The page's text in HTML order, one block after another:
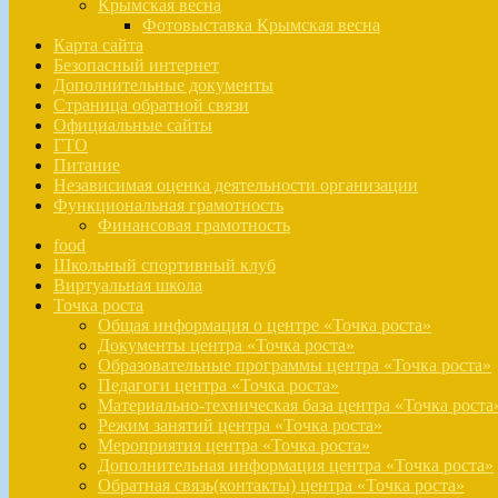
Крымская весна
Фотовыставка Крымская весна
Карта сайта
Безопасный интернет
Дополнительные документы
Страница обратной связи
Официальные сайты
ГТО
Питание
Независимая оценка деятельности организации
Функциональная грамотность
Финансовая грамотность
food
Школьный спортивный клуб
Виртуальная школа
Точка роста
Общая информация о центре «Точка роста»
Документы центра «Точка роста»
Образовательные программы центра «Точка роста»
Педагоги центра «Точка роста»
Материально-техническая база центра «Точка
Режим занятий центра «Точка роста»
Мероприятия центра «Точка роста»
Дополнительная информация центра «Точка роста»
Обратная связь(контакты) центра «Точка роста»